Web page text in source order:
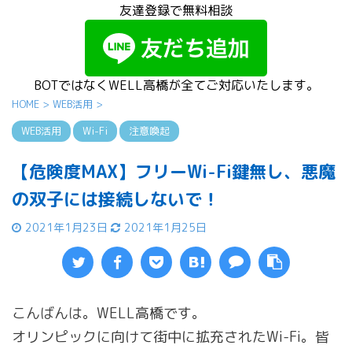
友達登録で無料相談
BOTではなくWELL高橋が全てご対応いたします。
HOME > WEB活用 >
WEB活用
Wi-Fi 注意喚起
【危険度MAX】フリーWi-Fi鍵無し、悪魔
の双子には接続しないで！
2021年1月23日 2021年1月25日
こんばんは。WELL高橋です。
オリンピックに向けて街中に拡充されたWi-Fi。皆